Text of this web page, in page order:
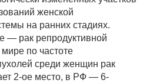
женской
на ранних стадиях.
— рак репродуктивной
по частоте
среди женщин рак
2-ое место, в РФ — 6-